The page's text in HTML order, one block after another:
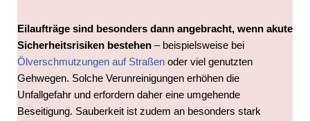
Eilaufträge sind besonders dann angebracht, wenn akute
Sicherheitsrisiken bestehen – beispielsweise bei
Ölverschmutzungen auf Straßen oder viel genutzten
Gehwegen. Solche Verunreinigungen erhöhen die
Unfallgefahr und erfordern daher eine umgehende
Beseitigung. Sauberkeit ist zudem an besonders stark